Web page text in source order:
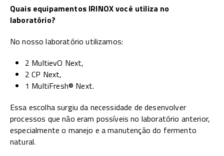
Quais equipamentos IRINOX você utiliza no
laboratório?
No nosso laboratório utilizamos:
2 MultievO Next,
2 CP Next,
1 MultiFresh® Next.
Essa escolha surgiu da necessidade de desenvolver
processos que não eram possíveis no laboratório anterior,
especialmente o manejo e a manutenção do fermento
natural.